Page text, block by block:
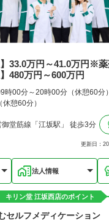
】33.0万円～41.0万円※
】480万円～600万円
時00分～20時00分（休憩60分
憩60分）
御堂筋線「江坂駅」 徒歩3分
更新日：
法人情報
リン堂 江坂西店のポイント
セルフメディケーション